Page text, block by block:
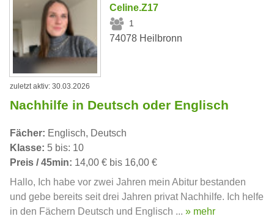
Celine.Z17
1
74078 Heilbronn
zuletzt aktiv: 30.03.2026
Nachhilfe in Deutsch oder Englisch
Fächer: Englisch, Deutsch
Klasse: 5 bis: 10
Preis / 45min: 14,00 € bis 16,00 €
Hallo, Ich habe vor zwei Jahren mein Abitur bestanden
und gebe bereits seit drei Jahren privat Nachhilfe. Ich helfe
in den Fächern Deutsch und Englisch ... » mehr